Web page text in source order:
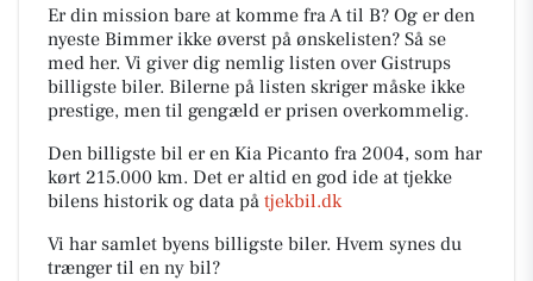
Er din mission bare at komme fra A til B? Og er den
nyeste Bimmer ikke øverst på ønskelisten? Så se
med her. Vi giver dig nemlig listen over Gistrups
billigste biler. Bilerne på listen skriger måske ikke
prestige, men til gengæld er prisen overkommelig.
Den billigste bil er en Kia Picanto fra 2004, som har
kørt 215.000 km. Det er altid en god ide at tjekke
bilens historik og data på tjekbil.dk
Vi har samlet byens billigste biler. Hvem synes du
trænger til en ny bil?